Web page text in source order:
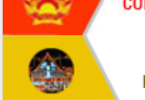
Phát động chiến dịch 30 ngày đêm
giải phóng mặt bằng Tuyến đường bộ
Đắk Lắk nỗ lực thúc đẩy tăng trưởng
kinh tế từ 10% trở lên trong Quý
II/2026